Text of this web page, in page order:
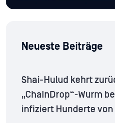
Neueste Beiträge
Shai-Hulud kehrt
„ChainDrop“-Wurm
infiziert Hunderte von